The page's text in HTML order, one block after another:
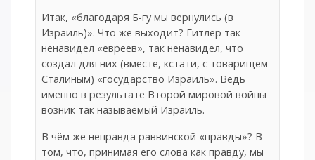
Итак, «благодаря Б-гу мы вернулись (в
Израиль)». Что же выходит? Гитлер так
ненавидел «евреев», так ненавидел, что
создал для них (вместе, кстати, с товарищем
Сталиным) «государство Израиль». Ведь
именно в результате Второй мировой войны
возник так называемый Израиль.
В чём же неправда раввинской «правды»? В
том, что, принимая его слова как правду, мы